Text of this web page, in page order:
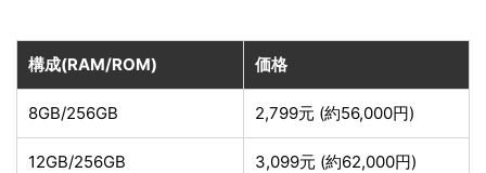
構成(RAM/ROM) 価格
8GB/256GB 2,799元 (約56,000円)
12GB/256GB 3,099元 (約62,000円)